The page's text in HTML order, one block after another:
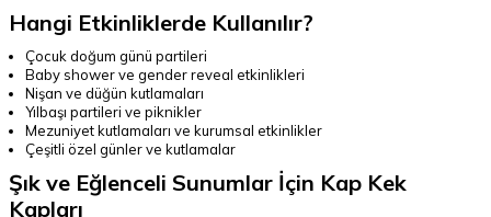
Hangi Etkinliklerde Kullanılır?
Çocuk doğum günü partileri
Baby shower ve gender reveal etkinlikleri
Nişan ve düğün kutlamaları
Yılbaşı partileri ve piknikler
Mezuniyet kutlamaları ve kurumsal etkinlikler
Çeşitli özel günler ve kutlamalar
Şık ve Eğlenceli Sunumlar İçin Kap Kek
Kapları